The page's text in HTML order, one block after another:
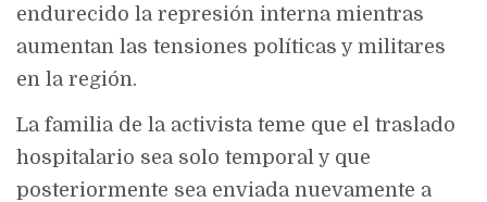
endurecido la represión interna mientras
aumentan las tensiones políticas y militares
en la región.
La familia de la activista teme que el traslado
hospitalario sea solo temporal y que
posteriormente sea enviada nuevamente a